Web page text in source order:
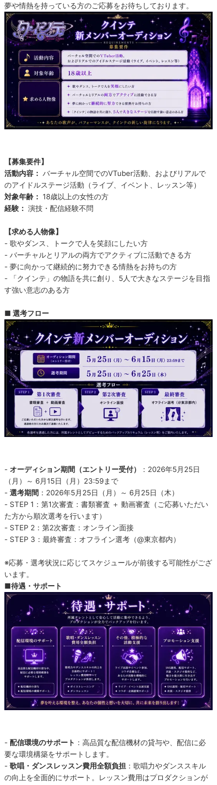
夢や情熱を持っている方のご応募をお待ちしております。
【募集要件】
活動内容： バーチャル空間でのVTuber活動、およびリアルで
のアイドルステージ活動（ライブ、イベント、レッスン等）
対象年齢： 18歳以上の女性の方
経験： 演技・配信経験不問
【求める人物像】
- 歌やダンス、トークで人を笑顔にしたい方
- バーチャルとリアルの両方でアクティブに活動できる方
- 夢に向かって継続的に努力できる情熱をお持ちの方
- 「クインテ」の物語を共に創り、5人で大きなステージを目指
す強い意志のある方
■ 選考フロー
-オーディション期間（エントリー受付）
：2026年5月25日
（月）～ 6月15日（月）23:59まで
-選考期間 ：2026年5月25日（月）～ 6月25日（木）
- STEP 1：第1次審査：書類審査 ＋ 動画審査（ご応募いただい
た方から順次選考を行います）
- STEP 2：第2次審査：オンライン面接
- STEP 3：最終審査：オフライン選考（@東京都内）
※応募・選考状況に応じてスケジュールが前後する可能性がござ
います。
■待遇・サポート
-配信環境のサポート ：高品質な配信機材の貸与や、配信に必
要な環境構築をサポートします。
-歌唱・ダンスレッスン費用全額負担 ：歌唱力やダンススキル
の向上を全面的にサポート。レッスン費用はプロダクションが